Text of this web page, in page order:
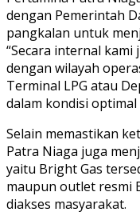
dengan Pemerintah
pangkalan untuk
“Secara internal
dengan wilayah
Terminal LPG atau
dalam kondisi
Selain memastikan
Patra Niaga juga
yaitu Bright Gas
maupun outlet resmi
diakses masyarakat.